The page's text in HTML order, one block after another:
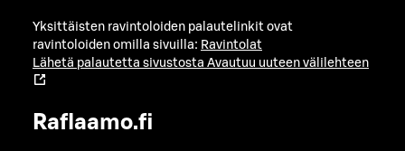
Yksittäisten ravintoloiden palautelinkit ovat
ravintoloiden omilla sivuilla: Ravintolat
Lähetä palautetta sivustosta Avautuu uuteen välilehteen
Raflaamo.fi